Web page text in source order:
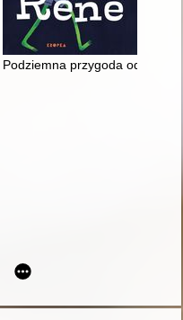
Podziemna przygoda